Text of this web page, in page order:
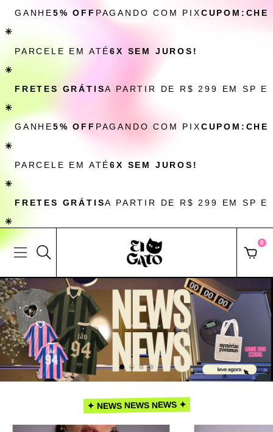
GANHE5% OFF PAGANDO COM PIX
✳
PARCELE EM ATÉ6X SEM JUROS!
✳
FRETES GRÁTISA PARTIR DE R$ 299 EM SP
✳
GANHE5% OFF PAGANDO COM PIX
✳
PARCELE EM ATÉ6X SEM JUROS!
✳
FRETES GRÁTISA PARTIR DE R$ 299 EM SP
✳
0
✦ NEWS NEWS NEWS ✦